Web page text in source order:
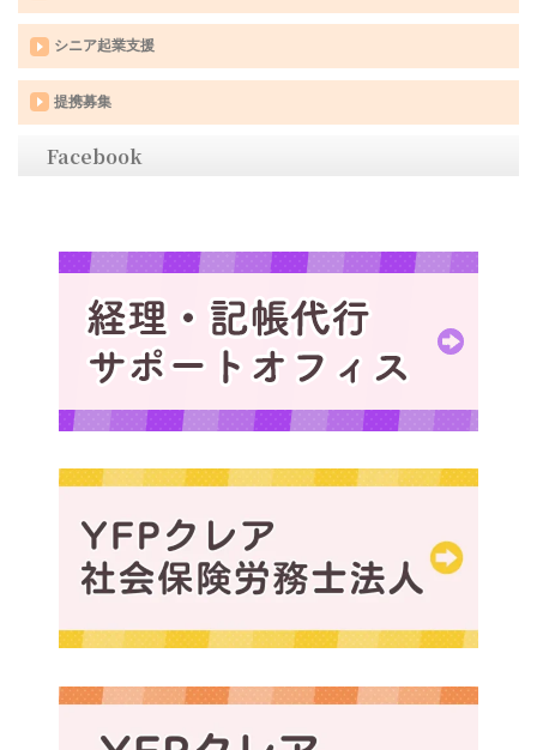
シニア起業支援
提携募集
Facebook